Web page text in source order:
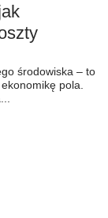
środowiska – to
pola.